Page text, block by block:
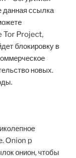
данная ссылка
Tor Project,
блокировку в
новых.
Оniоn p
онион, чтобы